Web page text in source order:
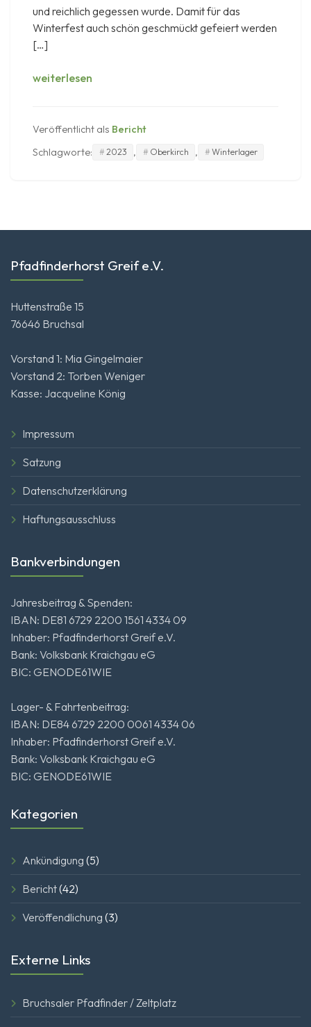
und reichlich gegessen wurde. Damit für das
Winterfest auch schön geschmückt gefeiert werden
[…]
weiterlesen
Oberkirch
Veröffentlicht als Bericht
Schlagworte:
2023 , Oberkirch , Winterlager
Pfadfinderhorst Greif e.V.
Huttenstraße 15
76646 Bruchsal
Vorstand 1: Mia Gingelmaier
Vorstand 2: Torben Weniger
Kasse: Jacqueline König
Impressum
Satzung
Datenschutzerklärung
Haftungsausschluss
Bankverbindungen
Jahresbeitrag & Spenden:
IBAN: DE81 6729 2200 1561 4334 09
Inhaber: Pfadfinderhorst Greif e.V.
Bank: Volksbank Kraichgau eG
BIC: GENODE61WIE
Lager- & Fahrtenbeitrag:
IBAN: DE84 6729 2200 0061 4334 06
Inhaber: Pfadfinderhorst Greif e.V.
Bank: Volksbank Kraichgau eG
BIC: GENODE61WIE
Kategorien
Ankündigung (5)
Bericht(42)
Veröffendlichung (3)
Externe Links
Bruchsaler Pfadfinder / Zeltplatz